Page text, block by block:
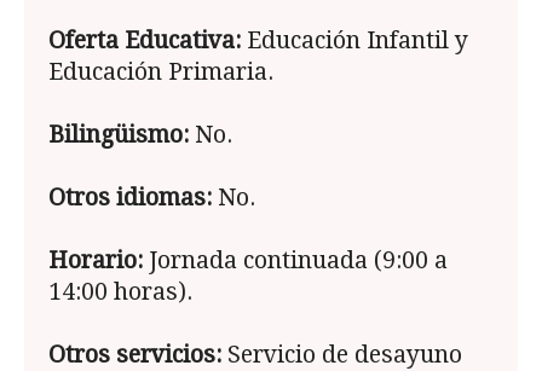
Oferta Educativa: Educación Infantil y
Educación Primaria.
Bilingüismo: No.
Otros idiomas: No.
Horario: Jornada continuada (9:00 a
14:00 horas).
Otros servicios: Servicio de desayuno